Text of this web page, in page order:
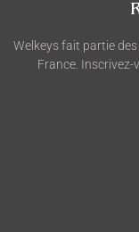
Welkeys fait partie
France.